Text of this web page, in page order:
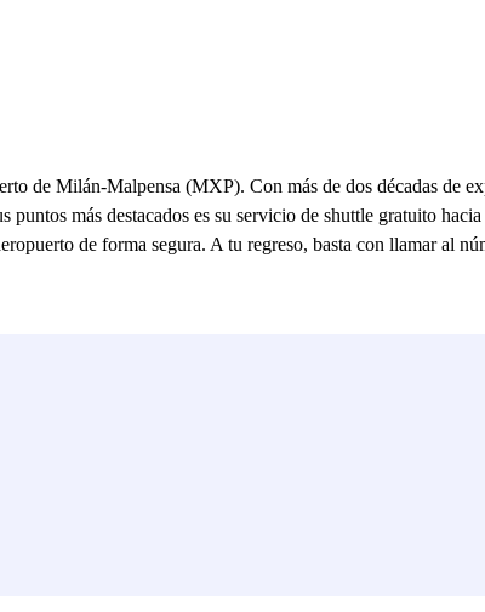
de Milán-Malpensa (MXP). Con más de dos décadas de
más destacados es su servicio de shuttle gratuito
de forma segura. A tu regreso, basta con llamar al